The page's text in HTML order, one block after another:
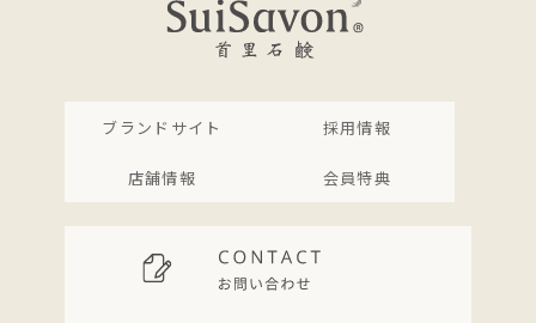
ブランドサイト 採用情報
店舗情報 会員特典